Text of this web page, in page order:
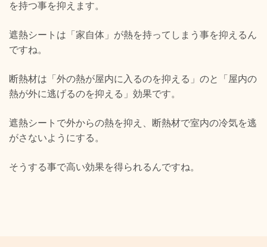
を持つ事を抑えます。
遮熱シートは「家自体」が熱を持ってしまう事を抑えるん
ですね。
断熱材は「外の熱が屋内に入るのを抑える」のと「屋内の
熱が外に逃げるのを抑える」効果です。
遮熱シートで外からの熱を抑え、断熱材で室内の冷気を逃
がさないようにする。
そうする事で高い効果を得られるんですね。